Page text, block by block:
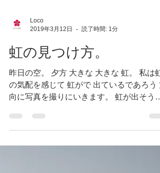
Loco
2019年3月12日
虹の見つけ方。
の気配を感じて 虹がで 出ているであろう
向に写真を撮りにいきます。 虹が出そうな